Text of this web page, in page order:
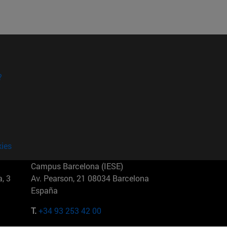
3
Campus Barcelona (IESE)
Av. Pearson, 21 08034 Barcelona
España
T.+34 93 253 42 00